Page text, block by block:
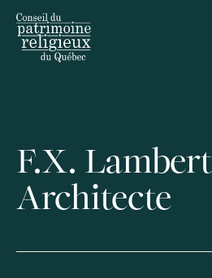
F.X. Lambert
Architecte